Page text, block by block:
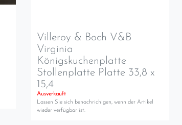
Villeroy & Boch V&B
Virginia
Königskuchenplatte
Stollenplatte Platte 33,8 x
15,4
Ausverkauft
Lassen Sie sich benachrichigen, wenn der Artikel
wieder verfügbar ist.